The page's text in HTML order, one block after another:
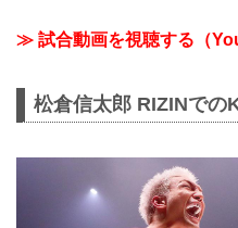
≫ 試合動画を視聴する（
松倉信太郎 RIZINでの